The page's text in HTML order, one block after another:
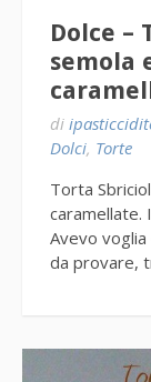
Dolce –
semola
di
Dolci, Torte
Torta
caramellate.
Avevo
da provare,